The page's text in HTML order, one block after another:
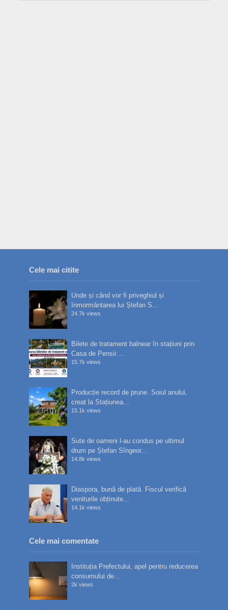
Cele mai citite
Unde și când vor fi priveghiul și
înmormântarea lui Ștefan S...
24.7k views
Bilete de tratament balnear în stațiuni prin
Casa de Pensii:...
15.7k views
Producție record de prune. Soiul anului,
creat la Stațiunea...
15.1k views
Sute de oameni l-au condus pe ultimul
drum pe Ștefan Sîngeor...
14.8k views
Diaspora, bună de plată. Fiscul verifică
veniturile obținute...
14.1k views
Cele mai comentate
Instituția Prefectului, apel pentru reducerea
consumului de...
2k views